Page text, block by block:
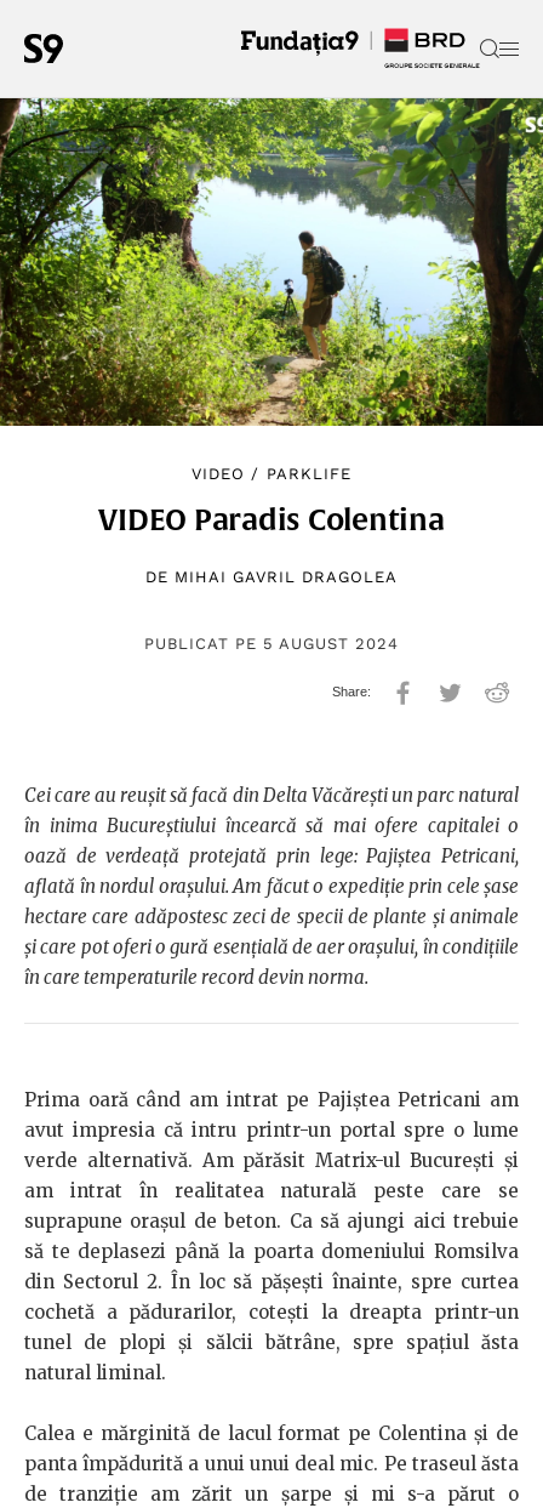
VIDEO / PARKLIFE
VIDEO Paradis Colentina
DE MIHAI GAVRIL DRAGOLEA
PUBLICAT PE 5 AUGUST 2024
Cei care au reușit să facă din Delta Văcărești un parc natural
în inima Bucureștiului încearcă să mai ofere capitalei o
oază de verdeață protejată prin lege: Pajiștea Petricani,
aflată în nordul oraşului. Am făcut o expediție prin cele șase
hectare care adăpostesc zeci de specii de plante și animale
și care pot oferi o gură esențială de aer orașului, în condițiile
în care temperaturile record devin norma.
Prima oară când am intrat pe Pajiștea Petricani am
avut impresia că intru printr-un portal spre o lume
verde alternativă. Am părăsit Matrix-ul București și
am intrat în realitatea naturală peste care se
suprapune orașul de beton. Ca să ajungi aici trebuie
să te deplasezi până la poarta domeniului Romsilva
din Sectorul 2. În loc să pășești înainte, spre curtea
cochetă a pădurarilor, cotești la dreapta printr-un
tunel de plopi și sălcii bătrâne, spre spațiul ăsta
natural liminal.
Calea e mărginită de lacul format pe Colentina și de
panta împădurită a unui unui deal mic. Pe traseul ăsta
de tranziție am zărit un șarpe și mi s-a părut o